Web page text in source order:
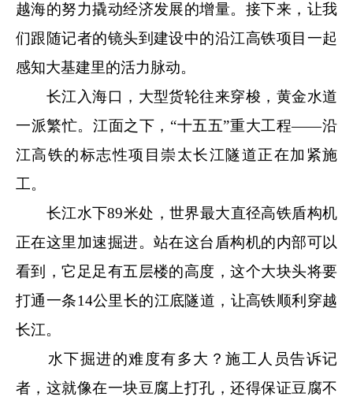
越海的努力撬动经济发展的增量。接下来，让我
们跟随记者的镜头到建设中的沿江高铁项目一起
感知大基建里的活力脉动。
长江入海口，大型货轮往来穿梭，黄金水道
一派繁忙。江面之下，“十五五”重大工程——沿
江高铁的标志性项目崇太长江隧道正在加紧施
工。
长江水下89米处，世界最大直径高铁盾构机
正在这里加速掘进。站在这台盾构机的内部可以
看到，它足足有五层楼的高度，这个大块头将要
打通一条14公里长的江底隧道，让高铁顺利穿越
长江。
水下掘进的难度有多大？施工人员告诉记
者，这就像在一块豆腐上打孔，还得保证豆腐不